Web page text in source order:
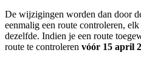
De wijzigingen worden dan door
eenmalig een route controleren,
dezelfde. Indien je een route
route te controleren vóór 15 april